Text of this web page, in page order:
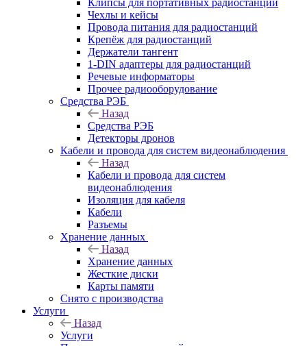
Клипсы для портативных радиостанций
Чехлы и кейсы
Провода питания для радиостанций
Крепёж для радиостанций
Держатели тангент
1-DIN адаптеры для радиостанций
Речевые информаторы
Прочее радиооборудование
Средства РЭБ
Назад
Средства РЭБ
Детекторы дронов
Кабели и провода для систем видеонаблюдения
Назад
Кабели и провода для систем
видеонаблюдения
Изоляция для кабеля
Кабели
Разъемы
Хранение данных
Назад
Хранение данных
Жесткие диски
Карты памяти
Снято с производства
Услуги
Назад
Услуги